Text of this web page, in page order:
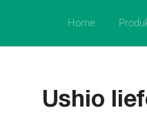
Home
Ushio